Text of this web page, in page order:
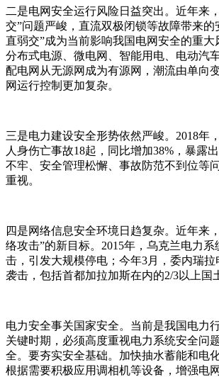
二是电网安全运行风险日益突出。近年来
交”问题严峻，直流双极闭锁等故障带来的
直弱交”成为当前影响我国电网安全的重大
分布式电源、微电网、智能用电、电动汽
配电网从无源网成为有源网，潮流由单向
网运行控制更加复杂。
三是电力建设安全形势依然严峻。2018年
人身伤亡事故18起，同比增加38%，暴露
不牢、安全管理松懈、事故防范不到位等
重视。
四是网络信息安全环境日趋复杂。近年来
络攻击”的新目标。2015年，乌克兰电力
击，引发大规模停电；今年3月，委内瑞
袭击，包括首都加拉加斯在内的2/3以上国
电力安全事关国家安全。当前是我国电力
关键时期，必须高度重视电力系统安全问
全。要夯实安全基础。加快抽水蓄能和电
根据需要积极应用调相机等设备，增强电